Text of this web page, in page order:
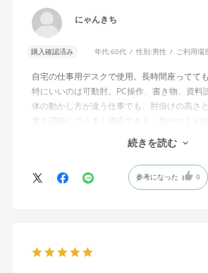
にゃんきち
購入確認済み 年代:60代 性別:男性 ご利用場
自宅の仕事用デスクで使用。長時間座ってて
特にいいのは可動肘。PC操作、書き物、資料
体の動かし方が違う仕事でも、肘掛けの高さ
度を調節してうまく適応できる。気がつくと
ランバーサポートは思ったよりやさしいサポ
た骨盤サポートチェアよりも支える感じは緩
の夏の暑さを考えてメッシュを選んで正解。
続きを読む
参考になった 0